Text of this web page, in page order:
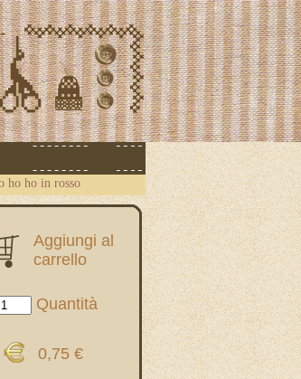
ho ho in rosso
Aggiungi al
carrello
Quantità
0,75 €